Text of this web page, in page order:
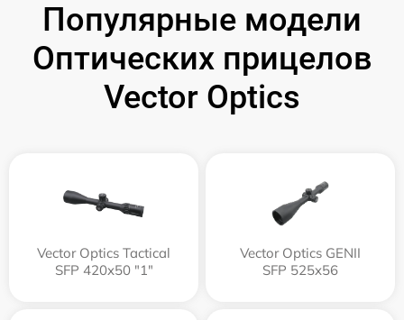
Популярные модели
Оптических прицелов
Vector Optics
Vector Optics Tactical
SFP 420x50 "1"
Vector Optics GENII
SFP 525x56